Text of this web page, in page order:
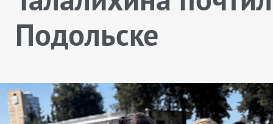
Подольске